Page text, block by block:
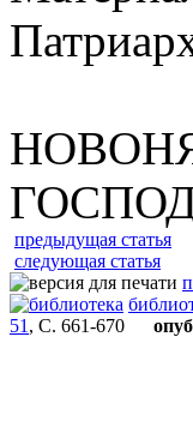
предыдущая статья
следующая статья
51 , С. 661-670